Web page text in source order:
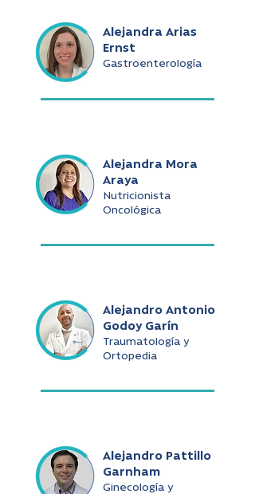
Alejandra Arias
Ernst
Gastroenterología
Alejandra Mora
Araya
Nutricionista
Oncológica
Alejandro Antonio
Godoy Garín
Traumatología y
Ortopedia
Alejandro Pattillo
Garnham
Ginecología y